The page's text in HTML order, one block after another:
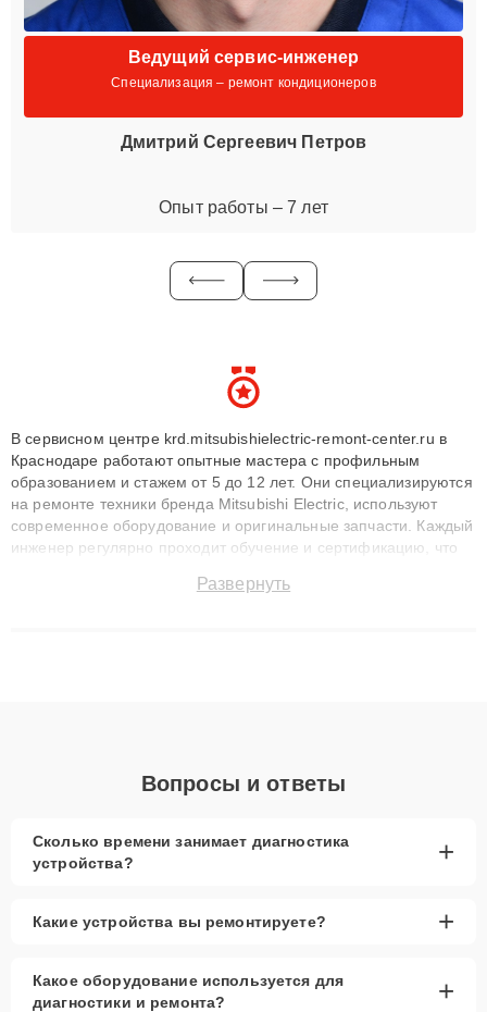
Ведущий сервис-инженер
Специализация – ремонт кондиционеров
Дмитрий Сергеевич Петров
Опыт работы – 7 лет
В сервисном центре krd.mitsubishielectric-remont-center.ru в
Краснодаре работают опытные мастера с профильным
образованием и стажем от 5 до 12 лет. Они специализируются
на ремонте техники бренда Mitsubishi Electric, используют
современное оборудование и оригинальные запчасти. Каждый
инженер регулярно проходит обучение и сертификацию, что
восстанавливать технику с сохранением гарантии до 3 лет.
Развернуть
Вопросы и ответы
Сколько времени занимает диагностика
устройства?
+
Какие устройства вы ремонтируете? +
Какое оборудование используется для
диагностики и ремонта?
+